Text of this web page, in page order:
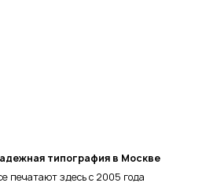
типография в Москве
печатают здесь с 2005 года